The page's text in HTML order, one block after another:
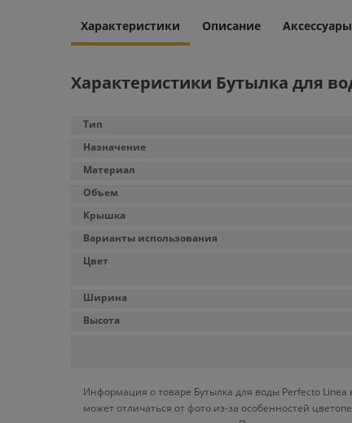
Характеристики Описание
Характеристики Бутылка для
Тип
Назначение
Материал
Объем
Крышка
Варианты использования
Цвет
Ширина
Высота
Информация о товаре Бутылка для воды Perfecto
может отличаться от фото из-за особенностей